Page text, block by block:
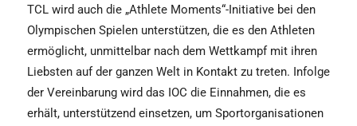
TCL wird auch die „Athlete Moments“-Initiative bei den
Olympischen Spielen unterstützen, die es den Athleten
ermöglicht, unmittelbar nach dem Wettkampf mit ihren
Liebsten auf der ganzen Welt in Kontakt zu treten. Infolge
der Vereinbarung wird das IOC die Einnahmen, die es
erhält, unterstützend einsetzen, um Sportorganisationen